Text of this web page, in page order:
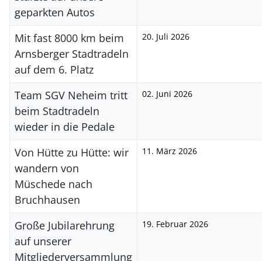
geparkten Autos
Mit fast 8000 km beim
Arnsberger Stadtradeln
auf dem 6. Platz
20. Juli 2026
Team SGV Neheim tritt
beim Stadtradeln
wieder in die Pedale
02. Juni 2026
Von Hütte zu Hütte: wir
wandern von
Müschede nach
Bruchhausen
11. März 2026
Große Jubilarehrung
auf unserer
Mitgliederversammlung
19. Februar 2026